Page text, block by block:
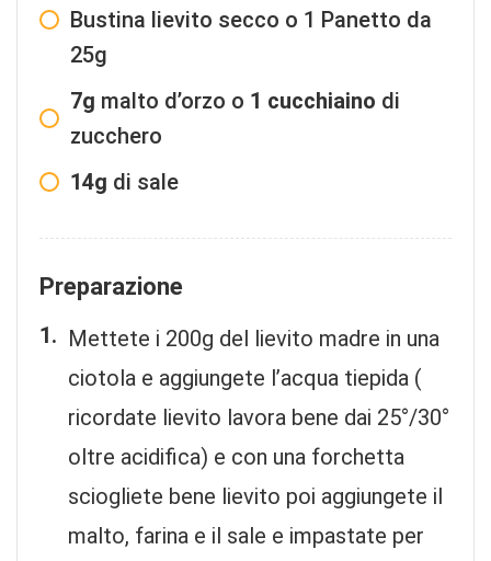
Bustina lievito secco o 1 Panetto da
25g
7g malto d’orzo o 1 cucchiaino di
zucchero
14g di sale
Preparazione
Mettete i 200g del lievito madre in una
ciotola e aggiungete l’acqua tiepida (
ricordate lievito lavora bene dai 25°/30°
oltre acidifica) e con una forchetta
sciogliete bene lievito poi aggiungete il
malto, farina e il sale e impastate per